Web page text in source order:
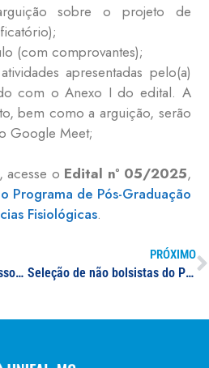
sobre o projeto de
(com comprovantes);
apresentadas pelo(a)
com o Anexo I do edital. A
bem como a arguição, serão
Google Meet;
acesse o Edital nº 05/2025,
Programa de Pós-Graduação
Fisiológicas.
Processo seletivo de professor(a) formador(a) para o curso de especialização em Teorias e Práticas da Educação
PRÓXIMO
Seleção de não bolsistas do PET Conexões de Saberes: Tecnologias Sociais, Trabalho e Desenvolvimento Social Regional